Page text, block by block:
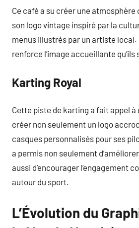
Ce café a su créer une
son logo vintage inspiré par la
menus illustrés par un artiste local.
renforce l’image accueillante
Karting Royal
Cette piste de karting a fait appel à
créer non seulement un logo
casques personnalisés pour ses
a permis non seulement
aussi d’encourager l’engagement
autour du sport.
L’Évolution du